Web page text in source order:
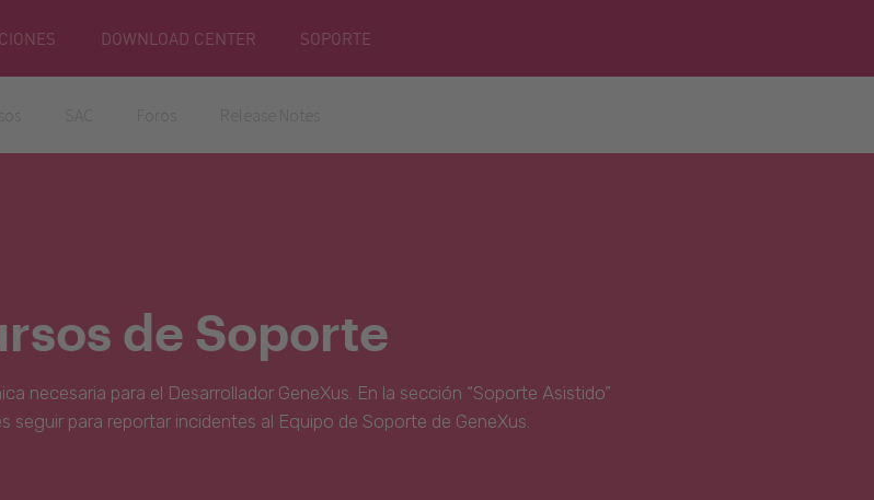
DOWNLOAD CENTER SOPORTE
de Soporte
necesaria para el Desarrollador GeneXus. En la sección “Soporte Asistido”
seguir para reportar incidentes al Equipo de Soporte de GeneXus.